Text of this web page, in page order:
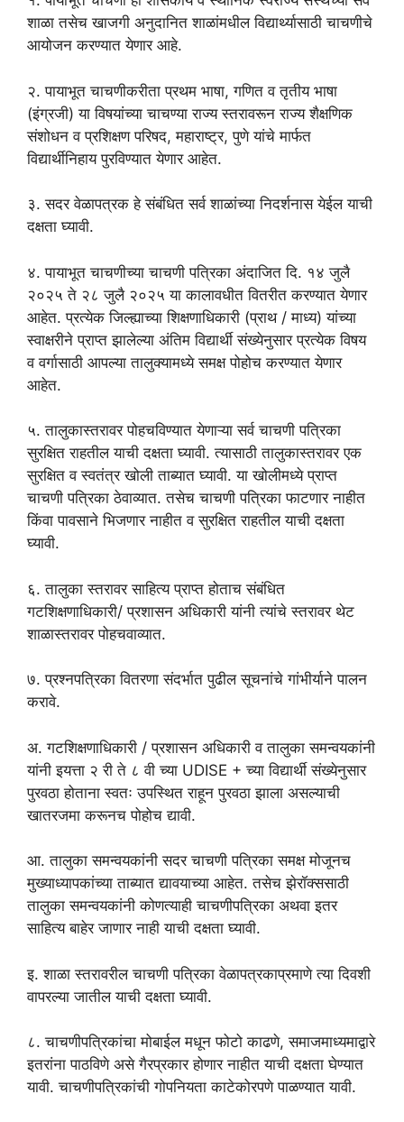
शाळा तसेच खाजगी अनुदानित शाळांमधील विद्यार्थ्यासाठी चाचणीचे
आयोजन करण्यात येणार आहे.
२. पायाभूत चाचणीकरीता प्रथम भाषा, गणित व तृतीय भाषा
(इंग्रजी) या विषयांच्या चाचण्या राज्य स्तरावरून राज्य शैक्षणिक
संशोधन व प्रशिक्षण परिषद, महाराष्ट्र, पुणे यांचे मार्फत
विद्यार्थीनिहाय पुरविण्यात येणार आहेत.
३. सदर वेळापत्रक हे संबंधित सर्व शाळांच्या निदर्शनास येईल याची
दक्षता घ्यावी.
४. पायाभूत चाचणीच्या चाचणी पत्रिका अंदाजित दि. १४ जुलै
२०२५ ते २८ जुलै २०२५ या कालावधीत वितरीत करण्यात येणार
आहेत. प्रत्येक जिल्ह्याच्या शिक्षणाधिकारी (प्राथ / माध्य) यांच्या
स्वाक्षरीने प्राप्त झालेल्या अंतिम विद्यार्थी संख्येनुसार प्रत्येक विषय
व वर्गासाठी आपल्या तालुक्यामध्ये समक्ष पोहोच करण्यात येणार
आहेत.
५. तालुकास्तरावर पोहचविण्यात येणाऱ्या सर्व चाचणी पत्रिका
सुरक्षित राहतील याची दक्षता घ्यावी. त्यासाठी तालुकास्तरावर एक
सुरक्षित व स्वतंत्र खोली ताब्यात घ्यावी. या खोलीमध्ये प्राप्त
चाचणी पत्रिका ठेवाव्यात. तसेच चाचणी पत्रिका फाटणार नाहीत
किंवा पावसाने भिजणार नाहीत व सुरक्षित राहतील याची दक्षता
घ्यावी.
६. तालुका स्तरावर साहित्य प्राप्त होताच संबंधित
गटशिक्षणाधिकारी/ प्रशासन अधिकारी यांनी त्यांचे स्तरावर थेट
शाळास्तरावर पोहचवाव्यात.
७. प्रश्नपत्रिका वितरणा संदर्भात पुढील सूचनांचे गांभीर्याने पालन
करावे.
अ. गटशिक्षणाधिकारी / प्रशासन अधिकारी व तालुका समन्वयकांनी
यांनी इयत्ता २ री ते ८ वी च्या UDISE + च्या विद्यार्थी संख्येनुसार
पुरवठा होताना स्वतः उपस्थित राहून पुरवठा झाला असल्याची
खातरजमा करूनच पोहोच द्यावी.
आ. तालुका समन्वयकांनी सदर चाचणी पत्रिका समक्ष मोजूनच
मुख्याध्यापकांच्या ताब्यात द्यावयाच्या आहेत. तसेच झेरॉक्ससाठी
तालुका समन्वयकांनी कोणत्याही चाचणीपत्रिका अथवा इतर
साहित्य बाहेर जाणार नाही याची दक्षता घ्यावी.
इ. शाळा स्तरावरील चाचणी पत्रिका वेळापत्रकाप्रमाणे त्या दिवशी
वापरल्या जातील याची दक्षता घ्यावी.
८. चाचणीपत्रिकांचा मोबाईल मधून फोटो काढणे, समाजमाध्यमाद्वारे
इतरांना पाठविणे असे गैरप्रकार होणार नाहीत याची दक्षता घेण्यात
यावी. चाचणीपत्रिकांची गोपनियता काटेकोरपणे पाळण्यात यावी.